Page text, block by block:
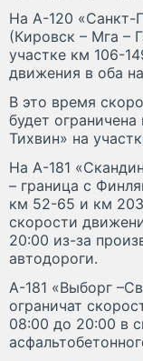
На А-120 «Санкт-
(Кировск – Мга –
участке км 106-
движения в оба
В это время
будет
Тихвин» на
На А-181
– граница с
км 52-65 и км
скорости
20:00 из-за
автодороги.
А-181 «Выборг
ограничат
08:00 до 20:00 в